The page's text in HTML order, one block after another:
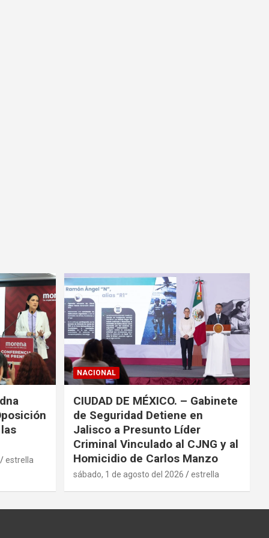
estrella
NACIONAL
CIUDAD DE MÉXICO. – Gabinete
de Seguridad Detiene en
Jalisco a Presunto Líder
Criminal Vinculado al CJNG y al
Homicidio de Carlos Manzo
sábado, 1 de agosto del 2026 estrella